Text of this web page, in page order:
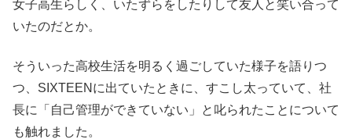
女子高生らしく、いたずらをしたりして友人と笑い合って
いたのだとか。
そういった高校生活を明るく過ごしていた様子を語りつ
つ、SIXTEENに出ていたときに、すこし太っていて、社
長に「自己管理ができていない」と叱られたことについて
も触れました。